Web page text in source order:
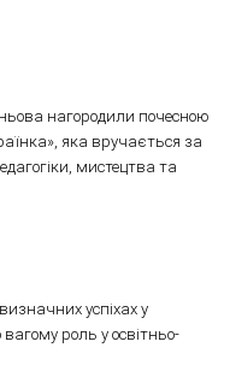
нагородили почесною
яка вручається за
мистецтва та
успіхах у
роль у освітньо-